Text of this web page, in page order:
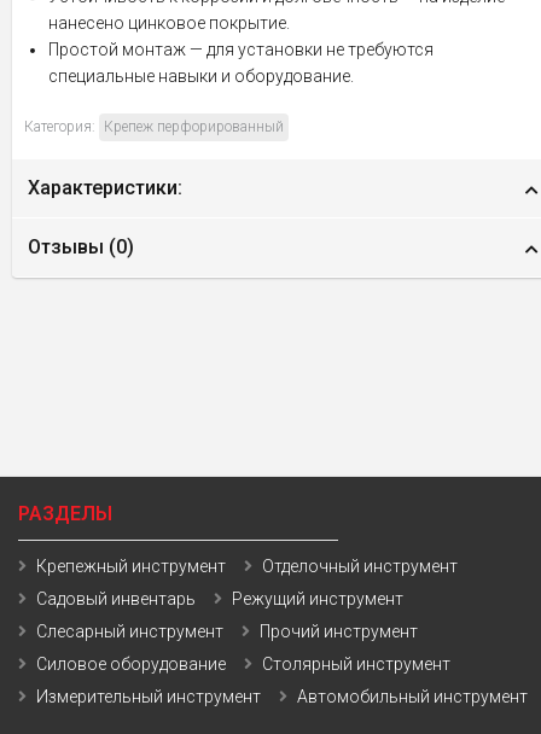
нанесено цинковое покрытие.
Простой монтаж — для установки не требуются
специальные навыки и оборудование.
Категория: Крепеж перфорированный
Характеристики:
Отзывы (0)
РАЗДЕЛЫ
Крепежный инструмент
Отделочный инструмент
Садовый инвентарь
Режущий инструмент
Слесарный инструмент
Прочий инструмент
Силовое оборудование
Столярный инструмент
Измерительный инструмент
Автомобильный инструмент